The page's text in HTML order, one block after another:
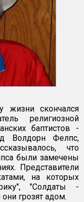
скончался
религиозной
баптистов -
Волдорн Фелпс,
что
были замечены
Представители
на которых
"Солдаты -
грозят адом.